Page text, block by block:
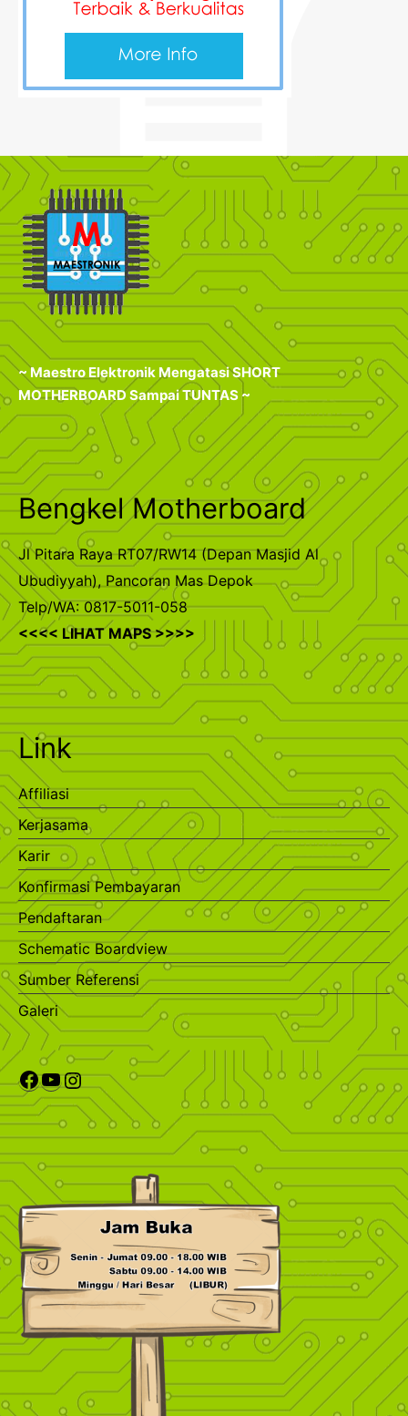
~ Maestro Elektronik Mengatasi SHORT
MOTHERBOARD Sampai TUNTAS ~
Bengkel Motherboard
Jl Pitara Raya RT07/RW14 (Depan Masjid Al
Ubudiyyah), Pancoran Mas Depok
Telp/WA: 0817-5011-058
<<<< LIHAT MAPS >>>>
Link
Affiliasi
Kerjasama
Karir
Konfirmasi Pembayaran
Pendaftaran
Schematic Boardview
Sumber Referensi
Galeri